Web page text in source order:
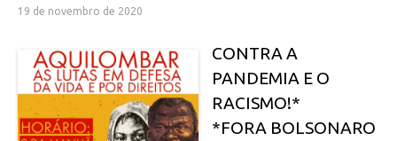
19 de novembro de 2020
CONTRA A
PANDEMIA E O
RACISMO!*
*FORA BOLSONARO